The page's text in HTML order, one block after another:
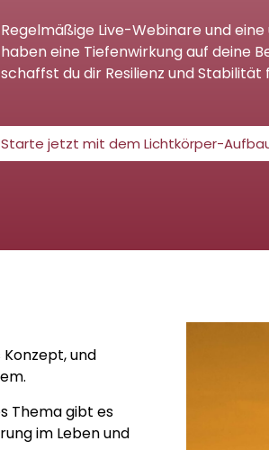
Regelmäßige Live-Webinare und
haben eine Tiefenwirkung auf deine
schaffst du dir Resilienz und Stabilität
Starte jetzt mit dem Lichtkörper-
und
Thema gibt es
im Leben und